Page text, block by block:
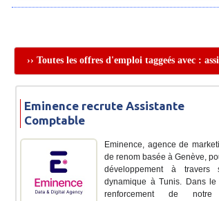
›› Toutes les offres d'emploi taggeés avec :
Eminence recrute Assistante
Comptable
Eminence, agence de
de renom basée à Genève,
développement à travers
dynamique à Tunis. Dans le
renforcement de notre